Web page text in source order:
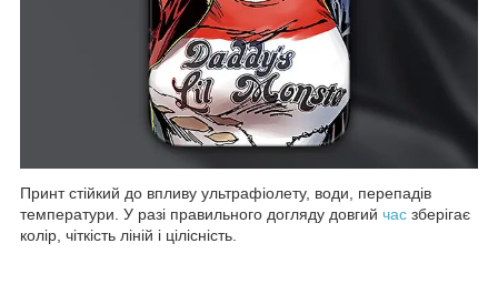
Принт стійкий до впливу ультрафіолету, води, перепадів
температури. У разі правильного догляду довгий час зберігає
колір, чіткість ліній і цілісність.